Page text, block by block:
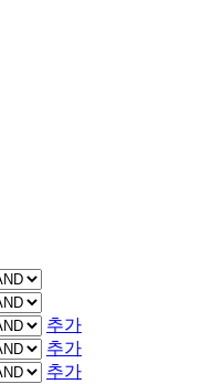
추가
추가
추가